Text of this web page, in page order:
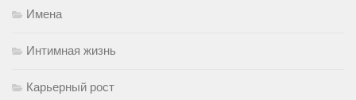
Имена
Интимная жизнь
Карьерный рост